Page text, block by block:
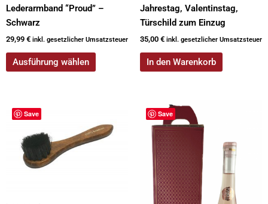
Lederarmband “Proud” –
Schwarz
29,99 € inkl. gesetzlicher Umsatzsteuer
Ausführung wählen
Jahrestag, Valentinstag,
Türschild zum Einzug
35,00 € inkl. gesetzlicher Umsatzsteuer
In den Warenkorb
Save
Dieses
Produkt
weist
mehrere
Varianten
Save